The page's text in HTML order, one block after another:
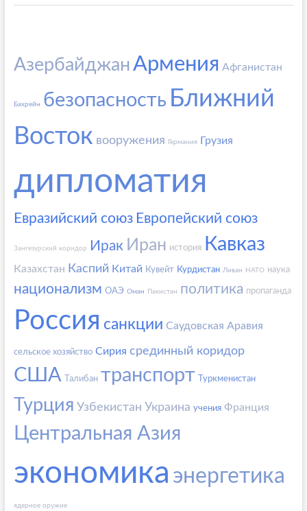
АзербайджанАрмения Афганистан
Бахрейн безопасность Ближний
Восток вооружения Германия Грузия
дипломатия
Евразийский союз Европейский союз
Зангезурский коридор Ирак Иран история Кавказ
Казахстан Каспий Китай Кувейт Курдистан Ливан НАТО наука
национализм ОАЭ Оман Пакистан политика пропаганда
Россия санкции Саудовская Аравия
сельское хозяйство Сирия срединный коридор
США Талибан транспорт Туркменистан
Турция Узбекистан Украина учения Франция
Центральная Азия
экономика энергетика
ядерное оружие